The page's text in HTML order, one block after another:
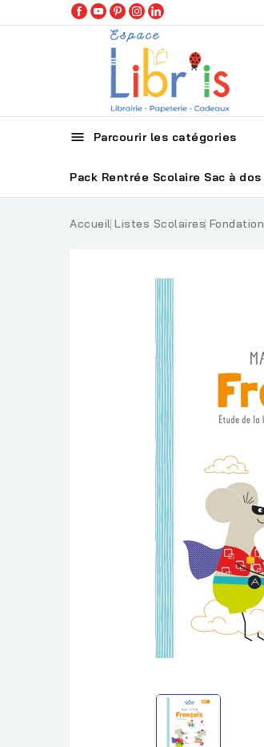
 Parcourir les catégories
Pack Rentrée Scolaire Sac à dos
Accueil Listes Scolaires